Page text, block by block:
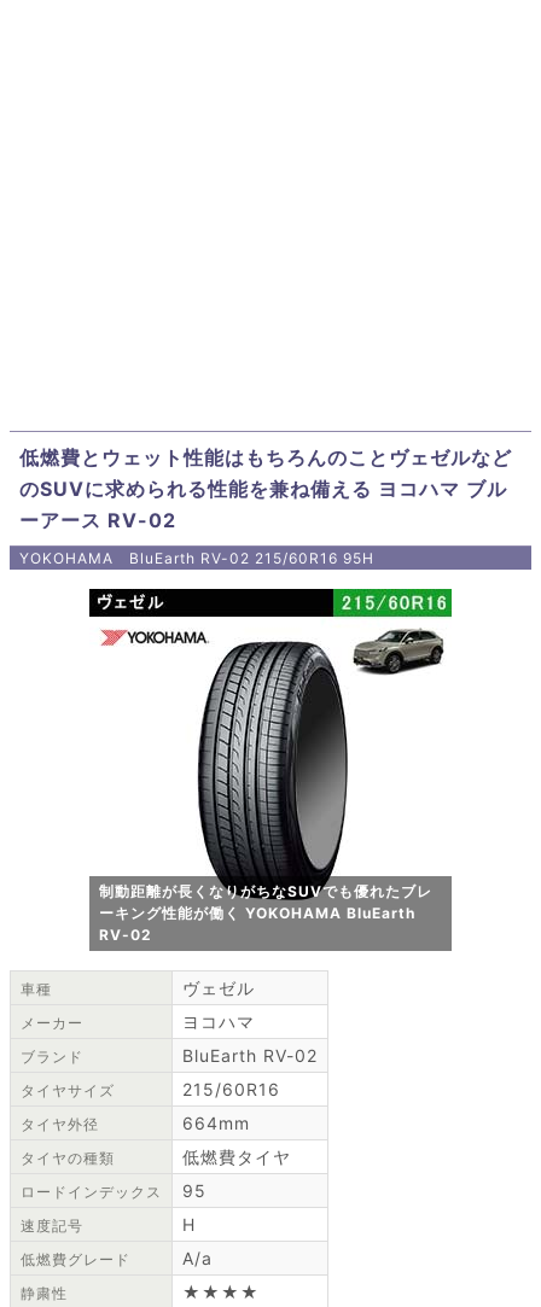
低燃費とウェット性能はもちろんのことヴェゼルなど
のSUVに求められる性能を兼ね備える ヨコハマ ブル
ーアース RV-02
YOKOHAMA BluEarth RV-02 215/60R16 95H
制動距離が長くなりがちなSUVでも優れたブレ
ーキング性能が働く YOKOHAMA BluEarth
RV-02
車種 ヴェゼル
メーカー ヨコハマ
ブランド BluEarth RV-02
タイヤサイズ 215/60R16
タイヤ外径 664mm
タイヤの種類 低燃費タイヤ
ロードインデックス 95
速度記号 H
低燃費グレード A/a
静粛性 ★★★★